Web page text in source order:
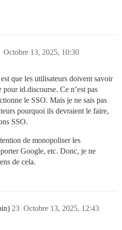
Octobre 13, 2025, 10:30
que les utilisateurs doivent savoir
id.discourse. Ce n’est pas
le SSO. Mais je ne sais pas
pourquoi ils devraient le faire,
SSO.
de monopoliser les
Google, etc. Donc, je ne
de cela.
Octobre 13, 2025, 12:43
23